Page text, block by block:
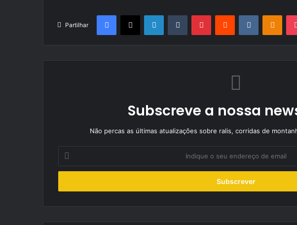
Partilhar
Facebook
X LinkedInTumblr PinterestReddit VKontakte
Subscreve a nossa
Não percas as últimas atualizações sobre ralis, corridas de
Indique
seu
de